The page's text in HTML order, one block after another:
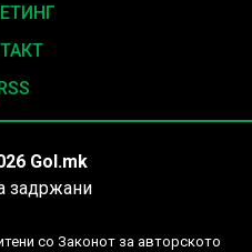
Gol.mk
задржани
со Законот за авторското